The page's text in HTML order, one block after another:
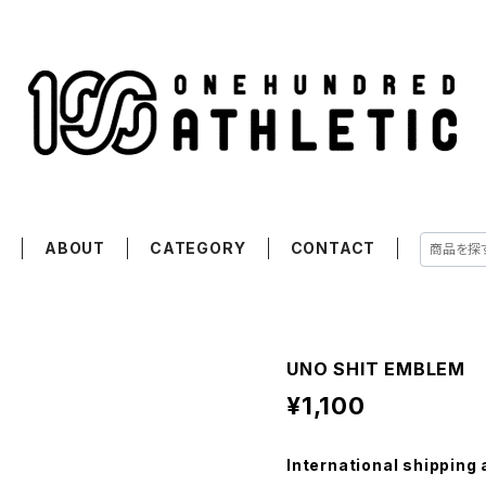
ABOUT CATEGORY CONTACT
UNO SHIT EMBLEM
¥1,100
International shipping